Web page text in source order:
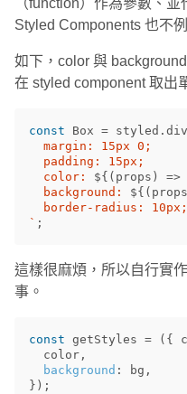
（function）作為參數、
Styled Components 也不
如下，color 與
在 styled component 取出
const Box = styled . div
  color:
${( props ) =>
  background:
${( props
` ;
這樣很麻煩，所以自行實
事。
const getStyles = ({
color ,
background : bg ,
});